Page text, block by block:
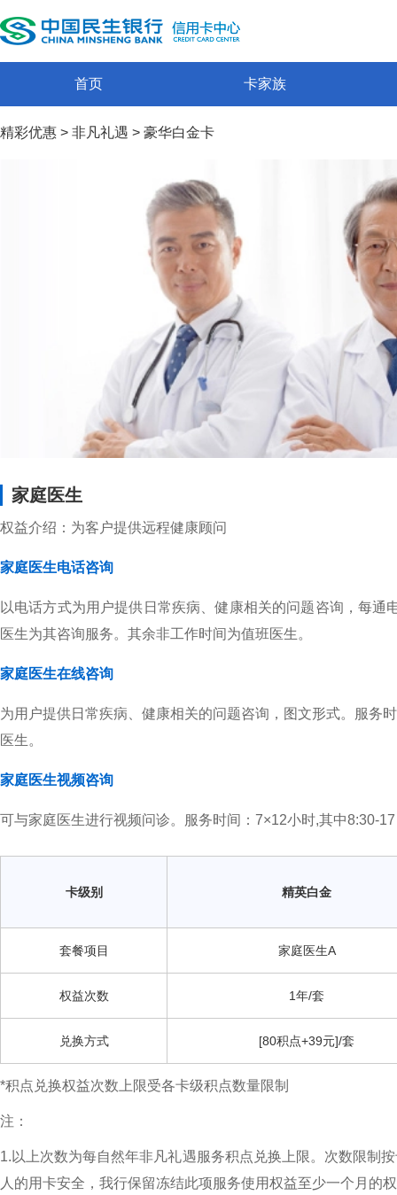
首页 卡家族
精彩优惠 > 非凡礼遇 > 豪华白金卡
家庭医生
权益介绍：为客户提供远程健康顾问
家庭医生电话咨询
以电话方式为用户提供日常疾病、健康相关的问题咨询，每
医生为其咨询服务。其余非工作时间为值班医生。
家庭医生在线咨询
为用户提供日常疾病、健康相关的问题咨询，图文形式。服务
医生。
家庭医生视频咨询
可与家庭医生进行视频问诊。服务时间：7×12小时,其中8:30-
卡级别 精英白金
套餐项目 家庭医生A
权益次数 1年/套
兑换方式 [80积点+39元]/套
*积点兑换权益次数上限受各卡级积点数量限制
注：
1.以上次数为每自然年非凡礼遇服务积点兑换上限。次数限制
人的用卡安全，我行保留冻结此项服务使用权益至少一个月的